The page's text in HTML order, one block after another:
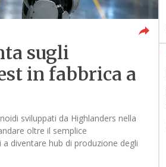
sugli
in fabbrica a
sviluppati da Highlanders nella
oltre il semplice
diventare hub di produzione degli